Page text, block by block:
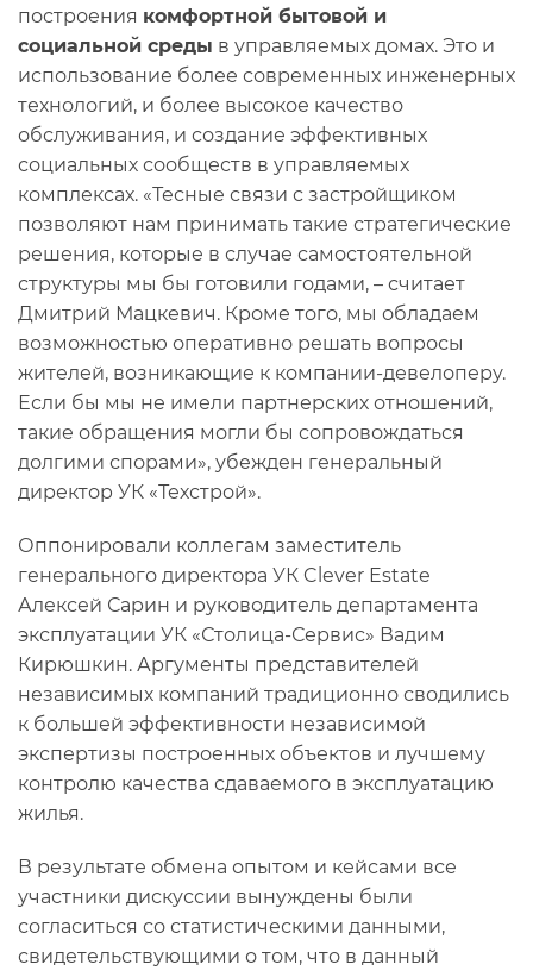
построения комфортной бытовой и
социальной среды в управляемых домах. Это и
использование более современных инженерных
технологий, и более высокое качество
обслуживания, и создание эффективных
социальных сообществ в управляемых
комплексах. «Тесные связи с застройщиком
позволяют нам принимать такие стратегические
решения, которые в случае самостоятельной
структуры мы бы готовили годами, – считает
Дмитрий Мацкевич. Кроме того, мы обладаем
возможностью оперативно решать вопросы
жителей, возникающие к компании-девелоперу.
Если бы мы не имели партнерских отношений,
такие обращения могли бы сопровождаться
долгими спорами», убежден генеральный
директор УК «Техстрой».
Оппонировали коллегам заместитель
генерального директора УК Clever Estate
Алексей Сарин и руководитель департамента
эксплуатации УК «Столица-Сервис» Вадим
Кирюшкин. Аргументы представителей
независимых компаний традиционно сводились
к большей эффективности независимой
экспертизы построенных объектов и лучшему
контролю качества сдаваемого в эксплуатацию
жилья.
В результате обмена опытом и кейсами все
участники дискуссии вынуждены были
согласиться со статистическими данными,
свидетельствующими о том, что в данный